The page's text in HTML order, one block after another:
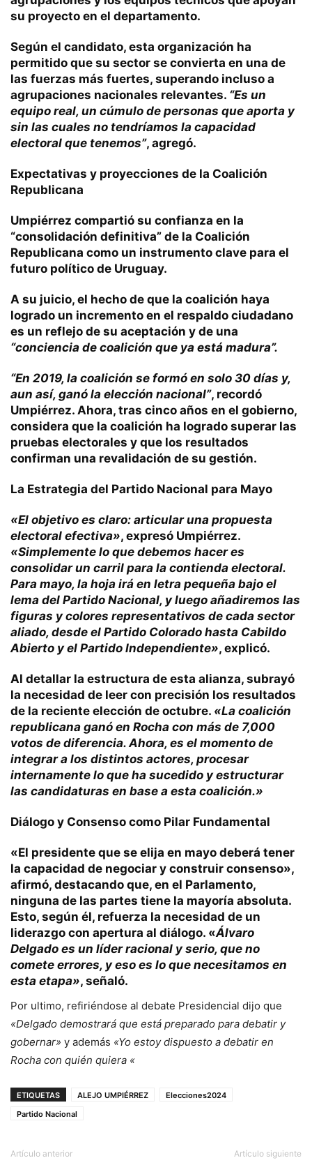
su proyecto en el departamento.
Según el candidato, esta organización ha
permitido que su sector se convierta en una de
las fuerzas más fuertes, superando incluso a
agrupaciones nacionales relevantes. “Es un
equipo real, un cúmulo de personas que aporta y
sin las cuales no tendríamos la capacidad
electoral que tenemos”, agregó.
Expectativas y proyecciones de la Coalición
Republicana
Umpiérrez compartió su confianza en la
“consolidación definitiva” de la Coalición
Republicana como un instrumento clave para el
futuro político de Uruguay.
A su juicio, el hecho de que la coalición haya
logrado un incremento en el respaldo ciudadano
es un reflejo de su aceptación y de una
“conciencia de coalición que ya está madura”.
“En 2019, la coalición se formó en solo 30 días y,
aun así, ganó la elección nacional”, recordó
Umpiérrez. Ahora, tras cinco años en el gobierno,
considera que la coalición ha logrado superar las
pruebas electorales y que los resultados
confirman una revalidación de su gestión.
La Estrategia del Partido Nacional para Mayo
«El objetivo es claro: articular una propuesta
electoral efectiva», expresó Umpiérrez.
«Simplemente lo que debemos hacer es
consolidar un carril para la contienda electoral.
Para mayo, la hoja irá en letra pequeña bajo el
lema del Partido Nacional, y luego añadiremos las
figuras y colores representativos de cada sector
aliado, desde el Partido Colorado hasta Cabildo
Abierto y el Partido Independiente», explicó.
Al detallar la estructura de esta alianza, subrayó
la necesidad de leer con precisión los resultados
de la reciente elección de octubre. «La coalición
republicana ganó en Rocha con más de 7,000
votos de diferencia. Ahora, es el momento de
integrar a los distintos actores, procesar
internamente lo que ha sucedido y estructurar
las candidaturas en base a esta coalición.»
Diálogo y Consenso como Pilar Fundamental
«El presidente que se elija en mayo deberá tener
la capacidad de negociar y construir consenso»,
afirmó, destacando que, en el Parlamento,
ninguna de las partes tiene la mayoría absoluta.
Esto, según él, refuerza la necesidad de un
liderazgo con apertura al diálogo. «Álvaro
Delgado es un líder racional y serio, que no
comete errores, y eso es lo que necesitamos en
esta etapa», señaló.
Por ultimo, refiriéndose al debate Presidencial dijo que
«Delgado demostrará que está preparado para debatir y
gobernar» y además «Yo estoy dispuesto a debatir en
Rocha con quién quiera «
ETIQUETAS ALEJO UMPIÉRREZ
Elecciones2024
Partido Nacional
Artículo anterior Artículo siguiente